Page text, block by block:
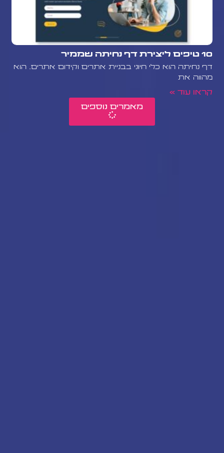
10 טיפים ליצירת דף נחיתה שממיר
דף נחיתה הוא כלי חיוני בבניית אתרים וקידום אתרים. הוא
מהווה את
קראו עוד »
מאמרים נוספים